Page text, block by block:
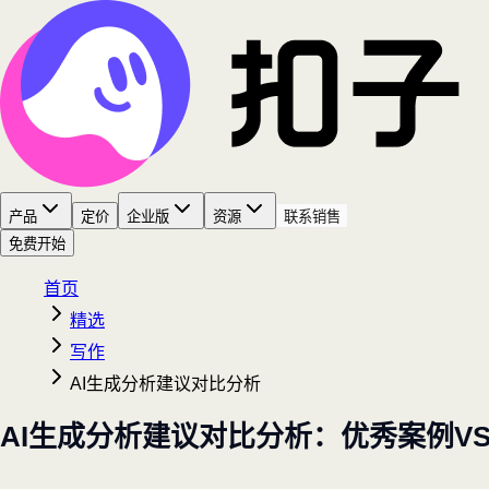
产品 定价 企业版 资源
联系销售
免费开始
首页
精选
写作
AI生成分析建议对比分析
AI生成分析建议对比分析：优秀案例